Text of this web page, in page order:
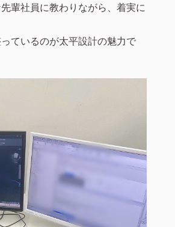
輩社員に教わりながら、着実に
ているのが太平設計の魅力で